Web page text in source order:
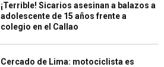
¡Terrible! Sicarios asesinan a balazos a
adolescente de 15 años frente a
colegio en el Callao
Cercado de Lima: motociclista es